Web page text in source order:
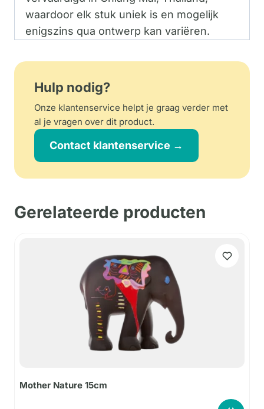
waardoor elk stuk uniek is en mogelijk
enigszins qua ontwerp kan variëren.
Hulp nodig?
Onze klantenservice helpt je graag verder met
al je vragen over dit product.
Contact klantenservice →
Gerelateerde producten
Mother Nature 15cm